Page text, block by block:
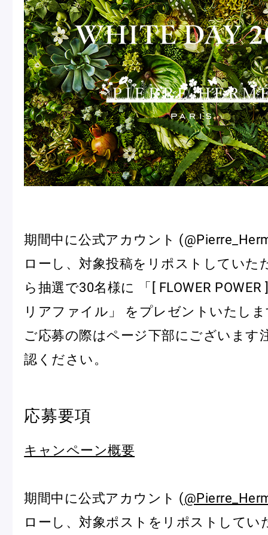
季節の商品
Produits de saison
SUMMER GIFT 2026
Pâtisseries
Gift
期間中に公式アカウント
ローし、対象投稿をリポストしていた
ら抽選で30名様に 「[ FLOWER
リアファイル」 をプレゼントいたし
ご応募の際はページ下部にございます
認ください。
応募要項
キャンペーン概要
期間中に公式アカウント (
ローし、対象ポストをリポストしてい